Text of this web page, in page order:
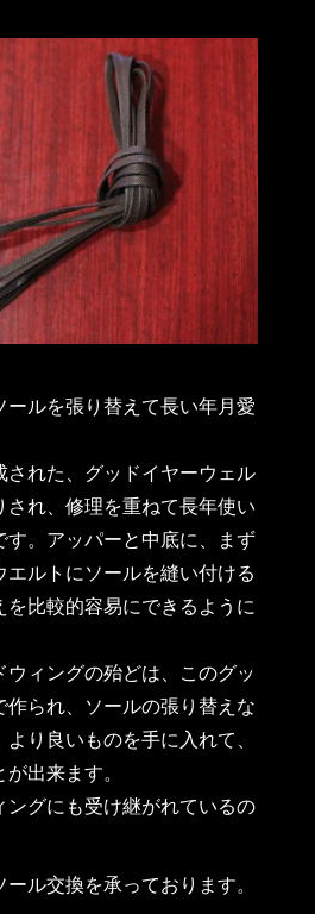
ールを張り替えて長い年月愛
された、グッドイヤーウェル
され、修理を重ねて長年使い
す。アッパーと中底に、まず
エルトにソールを縫い付ける
を比較的容易にできるように
ウィングの殆どは、このグッ
作られ、ソールの張り替えな
り良いものを手に入れて、
出来ます。
ングにも受け継がれているの
ル交換を承っております。